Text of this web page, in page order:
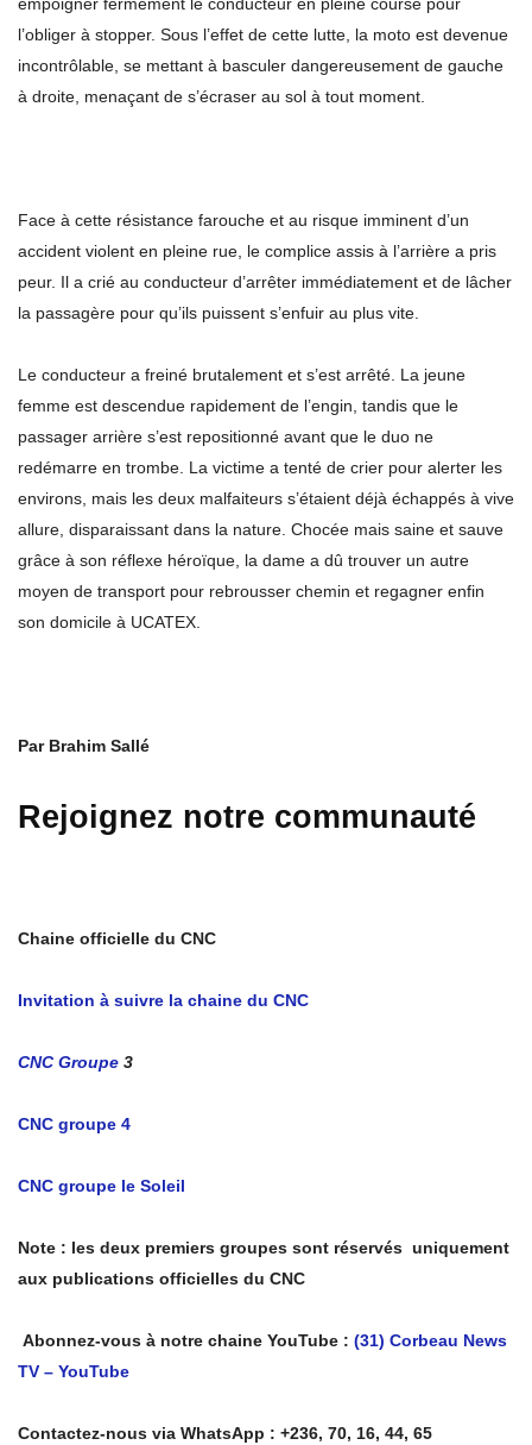
empoigner fermement le conducteur en pleine course pour
l’obliger à stopper. Sous l’effet de cette lutte, la moto est devenue
incontrôlable, se mettant à basculer dangereusement de gauche
à droite, menaçant de s’écraser au sol à tout moment.
Face à cette résistance farouche et au risque imminent d’un
accident violent en pleine rue, le complice assis à l’arrière a pris
peur. Il a crié au conducteur d’arrêter immédiatement et de lâcher
la passagère pour qu’ils puissent s’enfuir au plus vite.
Le conducteur a freiné brutalement et s’est arrêté. La jeune
femme est descendue rapidement de l’engin, tandis que le
passager arrière s’est repositionné avant que le duo ne
redémarre en trombe. La victime a tenté de crier pour alerter les
environs, mais les deux malfaiteurs s’étaient déjà échappés à vive
allure, disparaissant dans la nature. Chocée mais saine et sauve
grâce à son réflexe héroïque, la dame a dû trouver un autre
moyen de transport pour rebrousser chemin et regagner enfin
son domicile à UCATEX.
Par Brahim Sallé
Rejoignez notre communauté
Chaine officielle du CNC
Invitation à suivre la chaine du CNC
CNC Groupe 3
CNC groupe 4
CNC groupe le Soleil
Note : les deux premiers groupes sont réservés uniquement
aux publications officielles du CNC
Abonnez-vous à notre chaine YouTube : (31) Corbeau News
TV – YouTube
Contactez-nous via WhatsApp : +236, 70, 16, 44, 65